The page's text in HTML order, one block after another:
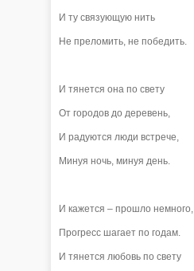
И ту связующую нить
Не преломить, не победить.
И тянется она по свету
От городов до деревень,
И радуются люди встрече,
Минуя ночь, минуя день.
И кажется – прошло немного,
Прогресс шагает по годам.
И тянется любовь по свету